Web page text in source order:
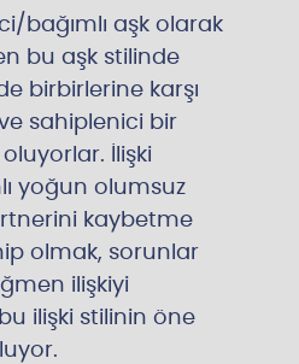
bağımlı aşk olarak
bu aşk stilinde
birbirlerine karşı
ve sahiplenici bir
İlişki
yoğun olumsuz
kaybetme
olmak, sorunlar
ilişkiyi
ilişki stilinin öne